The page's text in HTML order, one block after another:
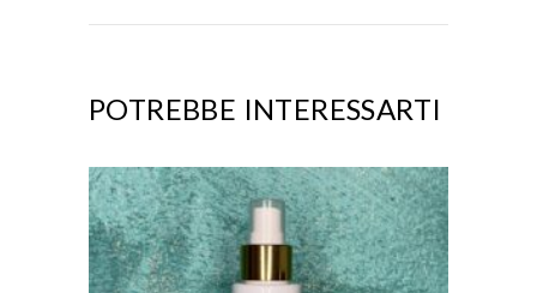
POTREBBE INTERESSARTI